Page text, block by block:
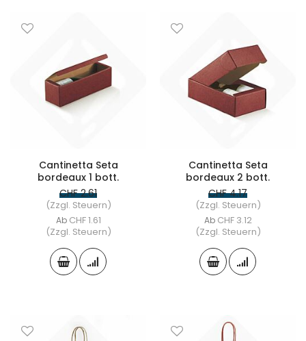
Cantinetta Seta
bordeaux 1 bott.
CHF 2.61
(Zzgl. Steuern)
Ab CHF 1.61
(Zzgl. Steuern)
Cantinetta Seta
bordeaux 2 bott.
CHF 4.17
(Zzgl. Steuern)
Ab CHF 3.12
(Zzgl. Steuern)